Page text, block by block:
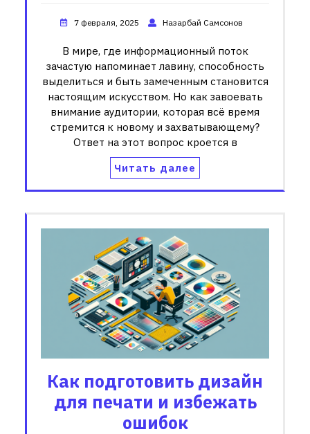
7 февраля, 2025 Назарбай Самсонов
В мире, где информационный поток
зачастую напоминает лавину, способность
выделиться и быть замеченным становится
настоящим искусством. Но как завоевать
внимание аудитории, которая всё время
стремится к новому и захватывающему?
Ответ на этот вопрос кроется в
Читать далее
Как подготовить дизайн
для печати и избежать
ошибок